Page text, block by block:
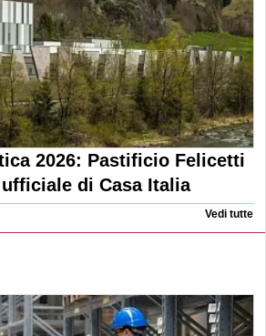
2026: Pastificio Felicetti
di Casa Italia
Vedi tutte